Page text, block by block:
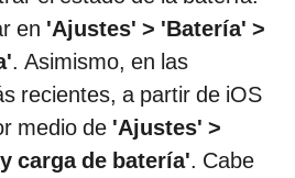
en 'Ajustes' > 'Batería' >
. Asimismo, en las
recientes, a partir de iOS
medio de 'Ajustes' >
carga de batería'. Cabe